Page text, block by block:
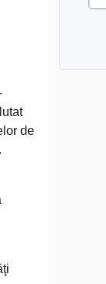
de